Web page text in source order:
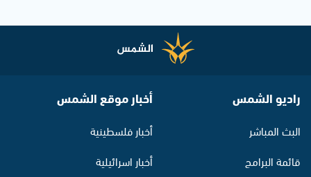
راديو الشمس
البث المباشر
قائمة البرامج
أخبار موقع الشمس
أخبار فلسطينية
أخبار اسرائيلية